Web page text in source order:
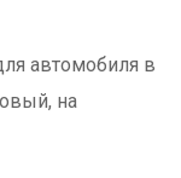
автомобиля в
на